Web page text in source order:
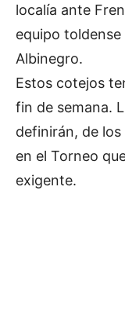
localía ante
equipo
Albinegro.
Estos cotejos
fin de semana.
definirán, de
en el Torneo
exigente.